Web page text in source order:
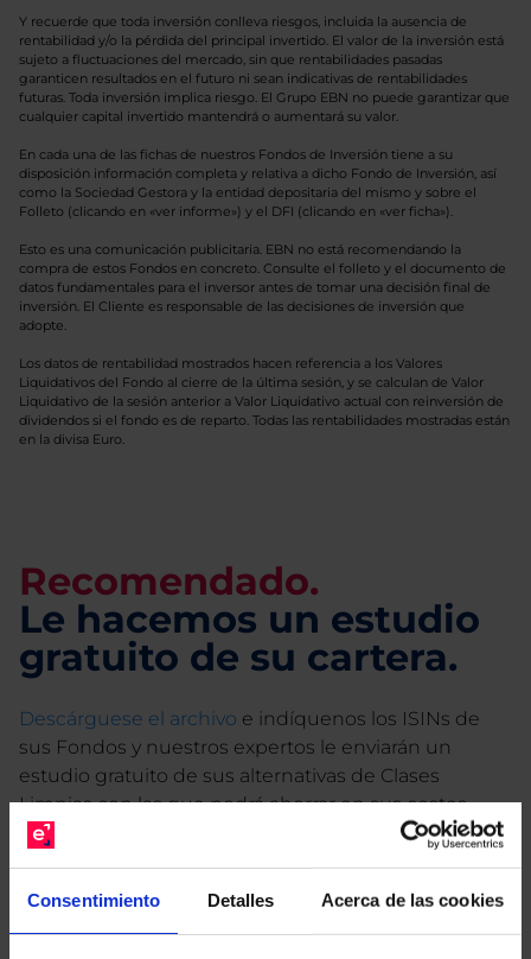
Consentimiento Detalles Acerca de las cookies
Y recuerde que toda inversión conlleva riesgos, incluida la ausencia de
rentabilidad y/o la pérdida del principal invertido. El valor de la inversión está
sujeto a fluctuaciones del mercado, sin que rentabilidades pasadas
garanticen resultados en el futuro ni sean indicativas de rentabilidades
futuras. Toda inversión implica riesgo. El Grupo EBN no puede garantizar que
cualquier capital invertido mantendrá o aumentará su valor.
En cada una de las fichas de nuestros Fondos de Inversión tiene a su
disposición información completa y relativa a dicho Fondo de Inversión, así
como la Sociedad Gestora y la entidad depositaria del mismo y sobre el
Folleto (clicando en «ver informe») y el DFI (clicando en «ver ficha»).
Esto es una comunicación publicitaria. EBN no está recomendando la
compra de estos Fondos en concreto. Consulte el folleto y el documento de
datos fundamentales para el inversor antes de tomar una decisión final de
inversión. El Cliente es responsable de las decisiones de inversión que
adopte.
Los datos de rentabilidad mostrados hacen referencia a los Valores
Liquidativos del Fondo al cierre de la última sesión, y se calculan de Valor
Liquidativo de la sesión anterior a Valor Liquidativo actual con reinversión de
dividendos si el fondo es de reparto. Todas las rentabilidades mostradas están
en la divisa Euro.
Recomendado.
Le hacemos un estudio
gratuito de su cartera.
Descárguese el archivo e indíquenos los ISINs de
sus Fondos y nuestros expertos le enviarán un
estudio gratuito de sus alternativas de Clases
Limpias con las que podrá ahorrar en sus costes.